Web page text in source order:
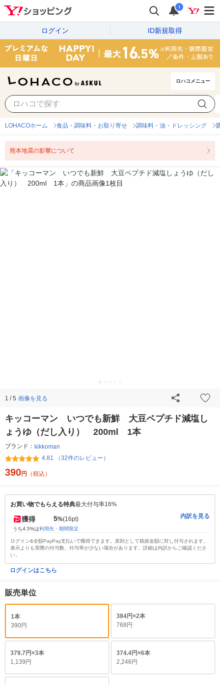
i
ログイン ID新規取得
ロハコメニュー
LOHACOホーム 食品・調味料・お取り寄せ 調味料・油・ドレッシング
熊本地震の影響について
1 / 5 画像を見る
キッコーマン いつでも新鮮 大豆ペプチド減塩し
ょうゆ（だし入り） 200ml 1本
ブランド： kikkoman
4.81 （32件のレビュー）
390円 （税込）
お買い物でもらえる特典最大付与率16%
獲得 5%(16pt)
うち4.5%は利用先・期間限定
内訳を見る
ログイン&全額PayPay支払いで獲得できます。原則として税抜金額に対し付与されます。
表示よりも実際の付与数、付与率が少ない場合があります。詳細は内訳からご確認くださ
い。
ログインはこちら
販売単位
1本
390円
384円×2本
768円
379.7円×3本
1,139円
374.4円×6本
2,246円